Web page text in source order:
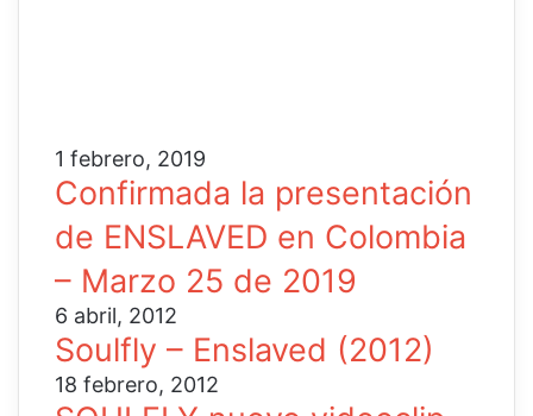
1 febrero, 2019
Confirmada la presentación
de ENSLAVED en Colombia
– Marzo 25 de 2019
6 abril, 2012
Soulfly – Enslaved (2012)
18 febrero, 2012